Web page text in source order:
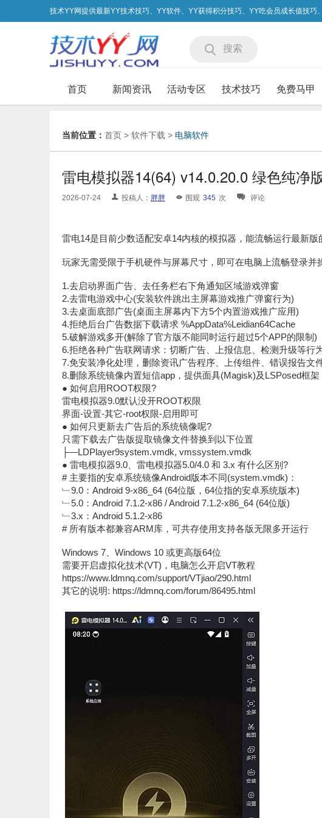
技术YY网提供最新YY技术技巧、YY软件、YY获得积分技巧、YY吃会员成长值技
搜索
首页 新闻资讯 活动专区 技术技巧 免费马甲
当前位置： 首页 > 软件下载 > 电脑软件
雷电模拟器14(64) v14.0.20.0 绿色纯净
2026-07-24 投稿人： 胖胖 围观 345 次 评论
雷电14是目前少数适配安卓14内核的模拟器，能流畅运行最新版
玩家无需受限于手机硬件与屏幕尺寸，即可在电脑上流畅登录并
1.去启动界面广告、去任务栏右下角通知区域游戏弹窗
2.去雷电游戏中心(安装软件跳出主屏幕游戏推广弹窗行为)
3.去桌面底部广告(桌面主屏幕内下方5个内置游戏推广应用)
4.拒绝后台广告数据下载请求 %AppData%Leidian64Cache
5.破解游戏多开(解除了官方版不能同时运行超过5个APP的限制)
6.拒绝各种广告联网请求：切断广告、上报信息、检测升级等行
7.免安装净化处理，删除资讯广告程序、上传组件、错误报告文
8.删除系统镜像内置短信app，提供面具(Magisk)及LSPosed框架
● 如何启用ROOT权限?
雷电模拟器9.0默认没开ROOT权限
界面-设置-其它-root权限-启用即可
● 如何只更新去广告后的系统镜像呢?
只需下载去广告版提取镜像文件替换到以下位置
├—LDPlayer9system.vmdk, vmssystem.vmdk
● 雷电模拟器9.0、雷电模拟器5.0/4.0 和 3.x 有什么区别?
# 主要指的安卓系统镜像Android版本不同(system.vmdk)：
﹂9.0：Android 9-x86_64 (64位版，64位指的安卓系统版本)
﹂5.0：Android 7.1.2-x86 / Android 7.1.2-x86_64 (64位版)
﹂3.x：Android 5.1.2-x86
# 所有版本都兼容ARM库，可共存使用支持各版无限多开运行
Windows 7、Windows 10 或更高版64位
需要开启虚拟化技术(VT)，电脑怎么开启VT教程
https://www.ldmnq.com/support/VTjiao/290.html
其它的说明: https://ldmnq.com/forum/86495.html